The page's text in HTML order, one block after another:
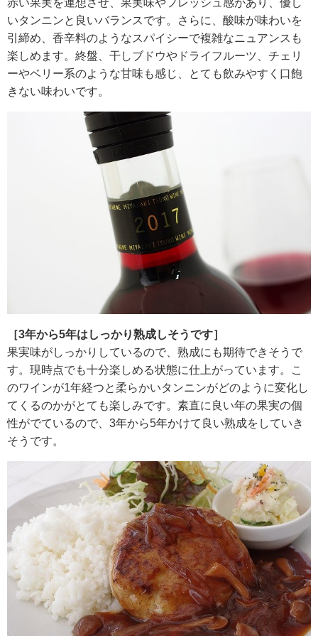
いタンニンと良いバランスです。さらに、酸味が味わいを
引締め、香辛料のようなスパイシーで複雑なニュアンスも
楽しめます。終盤、干しブドウやドライフルーツ、チェリ
ーやベリー系のような甘味も感じ、とても飲みやすく口飽
きない味わいです。
［3年から5年はしっかり熟成しそうです］
果実味がしっかりしているので、熟成にも期待できそうで
す。現時点でも十分楽しめる状態に仕上がっています。こ
のワインが1年経つと柔らかいタンニンがどのように変化し
てくるのかがとても楽しみです。素直に良い年の果実の個
性がでているので、3年から5年かけて良い熟成をしていき
そうです。